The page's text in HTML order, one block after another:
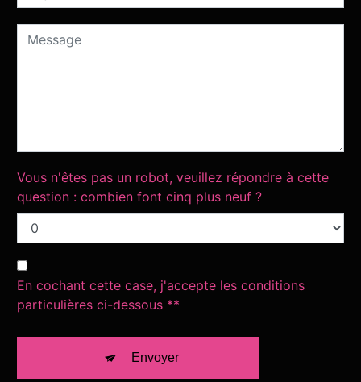
Vous n'êtes pas un robot, veuillez répondre à cette
question : combien font cinq plus neuf ?
En cochant cette case, j'accepte les conditions
particulières ci-dessous **
Envoyer